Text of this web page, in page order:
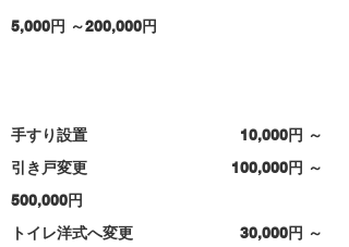
5,000円 ～200,000円
手すり設置 10,000円 ～
引き戸変更 100,000円 ～
500,000円
トイレ洋式へ変更 30,000円 ～